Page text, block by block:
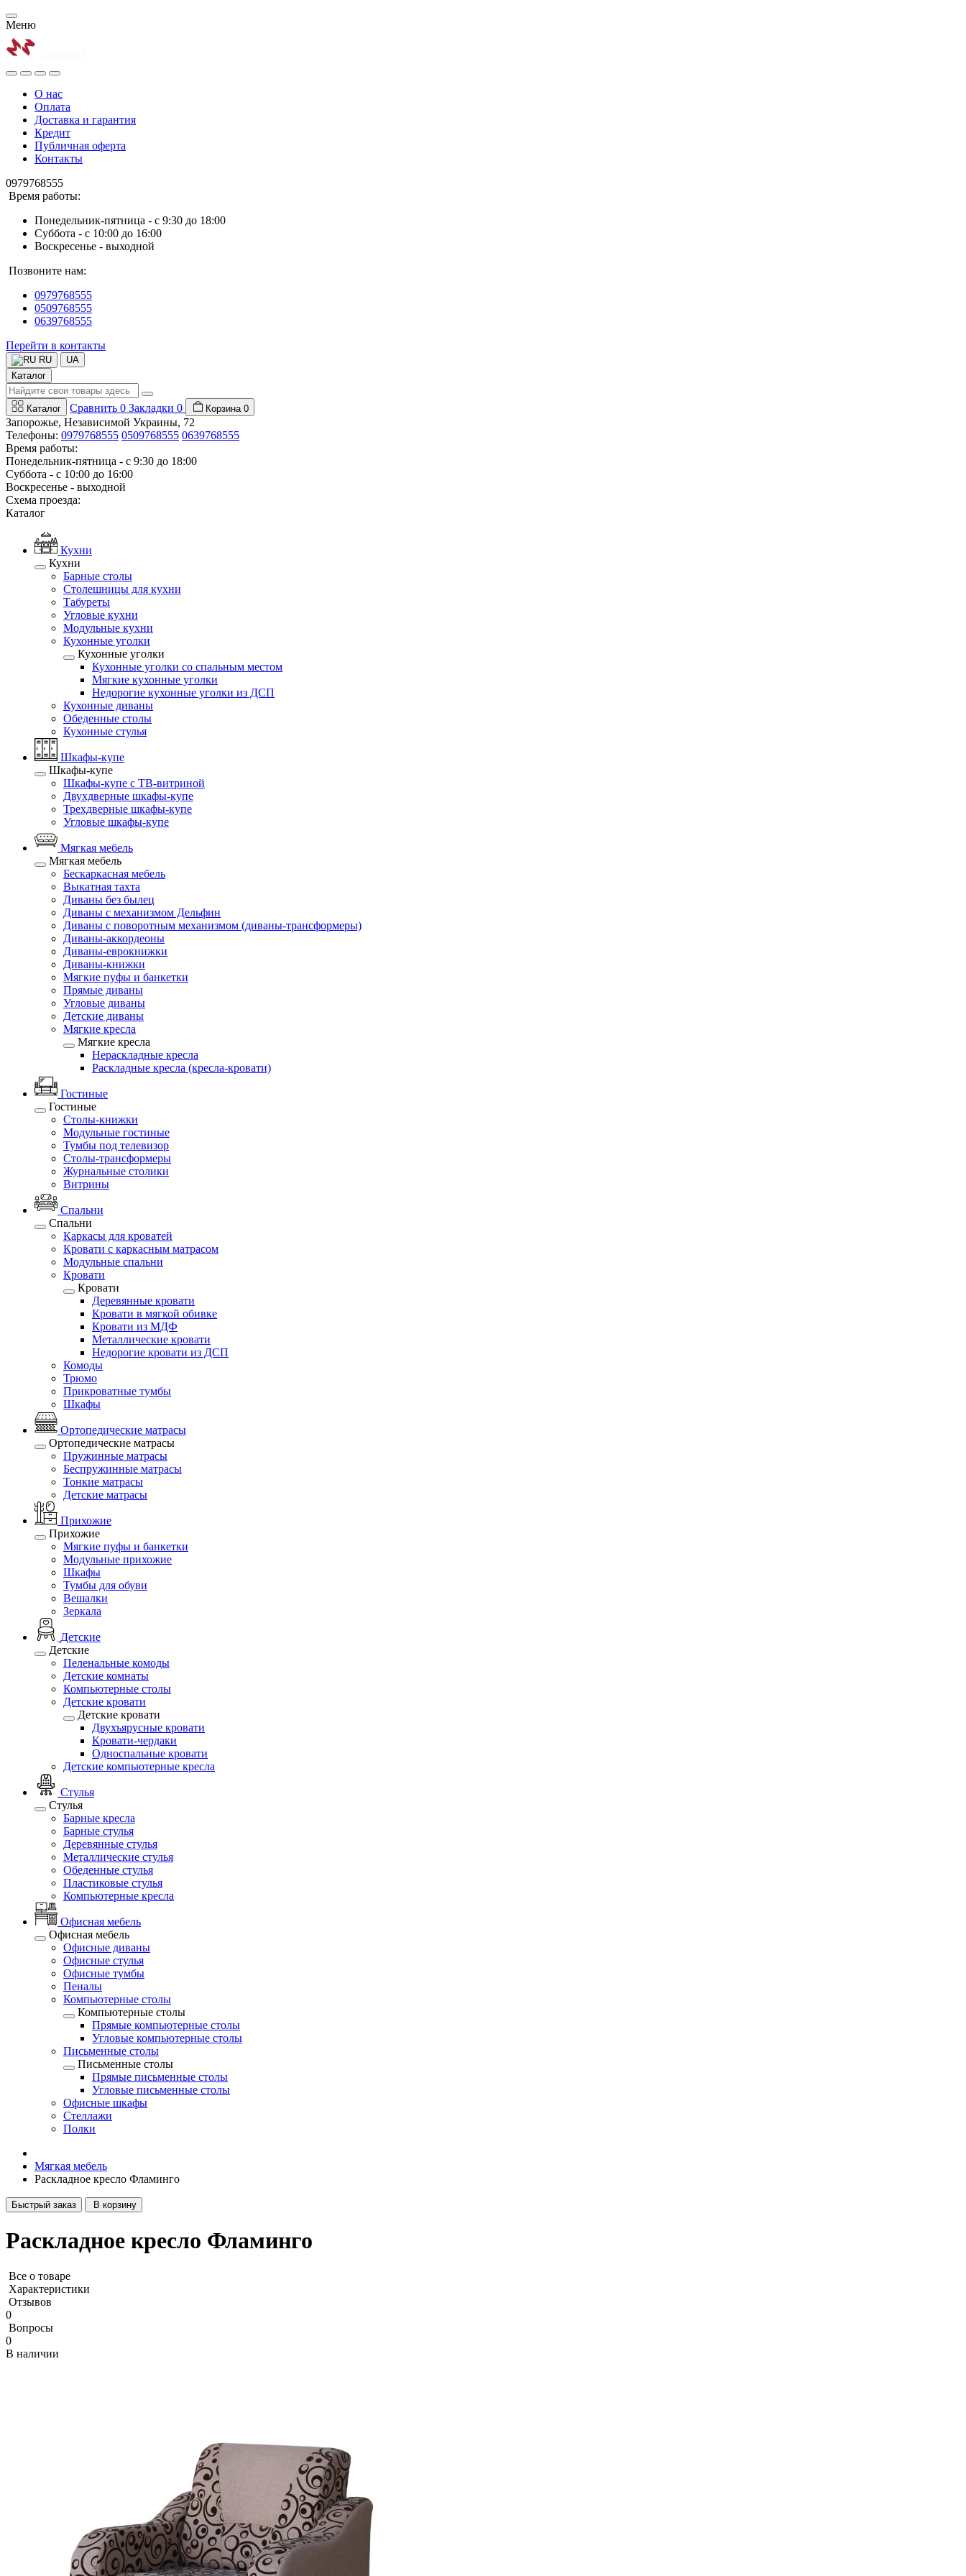
Меню
О нас
Оплата
Доставка и гарантия
Кредит
Публичная оферта
Контакты
0979768555
Время работы:
Понедельник-пятница - с 9:30 до 18:00
Суббота - с 10:00 до 16:00
Воскресенье - выходной
Позвоните нам:
0979768555
0509768555
0639768555
Перейти в контакты
RU
UA
Каталог
Каталог Сравнить 0 Закладки 0 Корзина 0
Запорожье, Независимой Украины, 72
Телефоны: 0979768555 0509768555 0639768555
Время работы:
Понедельник-пятница - с 9:30 до 18:00
Суббота - с 10:00 до 16:00
Воскресенье - выходной
Схема проезда:
Каталог
Кухни
Кухни
Барные столы
Столешницы для кухни
Табуреты
Угловые кухни
Модульные кухни
Кухонные уголки
Кухонные уголки
Кухонные уголки со спальным местом
Мягкие кухонные уголки
Недорогие кухонные уголки из ДСП
Кухонные диваны
Обеденные столы
Кухонные стулья
Шкафы-купе
Шкафы-купе
Шкафы-купе с ТВ-витриной
Двухдверные шкафы-купе
Трехдверные шкафы-купе
Угловые шкафы-купе
Мягкая мебель
Мягкая мебель
Бескаркасная мебель
Выкатная тахта
Диваны без былец
Диваны с механизмом Дельфин
Диваны с поворотным механизмом (диваны-трансформеры)
Диваны-аккордеоны
Диваны-еврокнижки
Диваны-книжки
Мягкие пуфы и банкетки
Прямые диваны
Угловые диваны
Детские диваны
Мягкие кресла
Мягкие кресла
Нераскладные кресла
Раскладные кресла (кресла-кровати)
Гостиные
Гостиные
Столы-книжки
Модульные гостиные
Тумбы под телевизор
Столы-трансформеры
Журнальные столики
Витрины
Спальни
Спальни
Каркасы для кроватей
Кровати с каркасным матрасом
Модульные спальни
Кровати
Кровати
Деревянные кровати
Кровати в мягкой обивке
Кровати из МДФ
Металлические кровати
Недорогие кровати из ДСП
Комоды
Трюмо
Прикроватные тумбы
Шкафы
Ортопедические матрасы
Ортопедические матрасы
Пружинные матрасы
Беспружинные матрасы
Тонкие матрасы
Детские матрасы
Прихожие
Прихожие
Мягкие пуфы и банкетки
Модульные прихожие
Шкафы
Тумбы для обуви
Вешалки
Зеркала
Детские
Детские
Пеленальные комоды
Детские комнаты
Компьютерные столы
Детские кровати
Детские кровати
Двухъярусные кровати
Кровати-чердаки
Односпальные кровати
Детские компьютерные кресла
Стулья
Стулья
Барные кресла
Барные стулья
Деревянные стулья
Металлические стулья
Обеденные стулья
Пластиковые стулья
Компьютерные кресла
Офисная мебель
Офисная мебель
Офисные диваны
Офисные стулья
Офисные тумбы
Пеналы
Компьютерные столы
Компьютерные столы
Прямые компьютерные столы
Угловые компьютерные столы
Письменные столы
Письменные столы
Прямые письменные столы
Угловые письменные столы
Офисные шкафы
Стеллажи
Полки
Мягкая мебель
Раскладное кресло Фламинго
Быстрый заказ В корзину
Раскладное кресло Фламинго
Все о товаре
Характеристики
Отзывов
0
Вопросы
0
В наличии